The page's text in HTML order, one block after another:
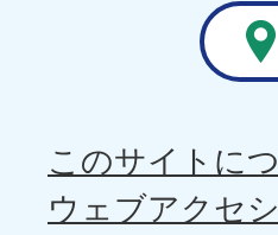
このサイトに
ウェブアクセ